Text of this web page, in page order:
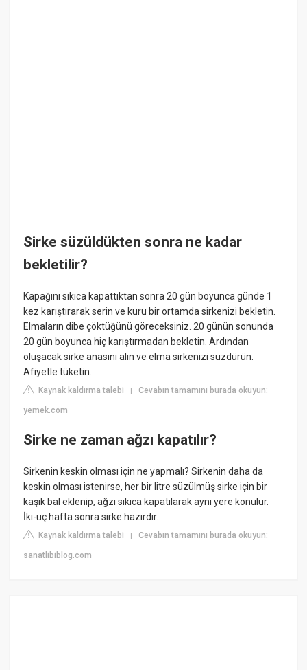
Sirke süzüldükten sonra ne kadar
bekletilir?
Kapağını sıkıca kapattıktan sonra 20 gün boyunca günde 1
kez karıştırarak serin ve kuru bir ortamda sirkenizi bekletin.
Elmaların dibe çöktüğünü göreceksiniz. 20 günün sonunda
20 gün boyunca hiç karıştırmadan bekletin. Ardından
oluşacak sirke anasını alın ve elma sirkenizi süzdürün.
Afiyetle tüketin.
Kaynak kaldırma talebi |Cevabın tamamını burada okuyun:
yemek.com
Sirke ne zaman ağzı kapatılır?
Sirkenin keskin olması için ne yapmalı? Sirkenin daha da
keskin olması istenirse, her bir litre süzülmüş sirke için bir
kaşık bal eklenip, ağzı sıkıca kapatılarak aynı yere konulur.
İki-üç hafta sonra sirke hazırdır.
Kaynak kaldırma talebi |Cevabın tamamını burada okuyun:
sanatlibiblog.com